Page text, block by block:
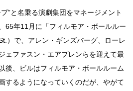
”と名乗る演劇集団をマネージメント
65年11月に「フィルモア・ボールルー
）で、アレン・ギンズバーグ、ローレ
ェファスン・エアプレンらを迎えて最
後、ビルはフィルモア・ボールルーム
するようになっていくのだが、やがて